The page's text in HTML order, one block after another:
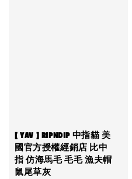
[ YAV ] RIPNDIP 中指貓 美
國官方授權經銷店 比中
指 仿海馬毛 毛毛 漁夫帽
鼠尾草灰